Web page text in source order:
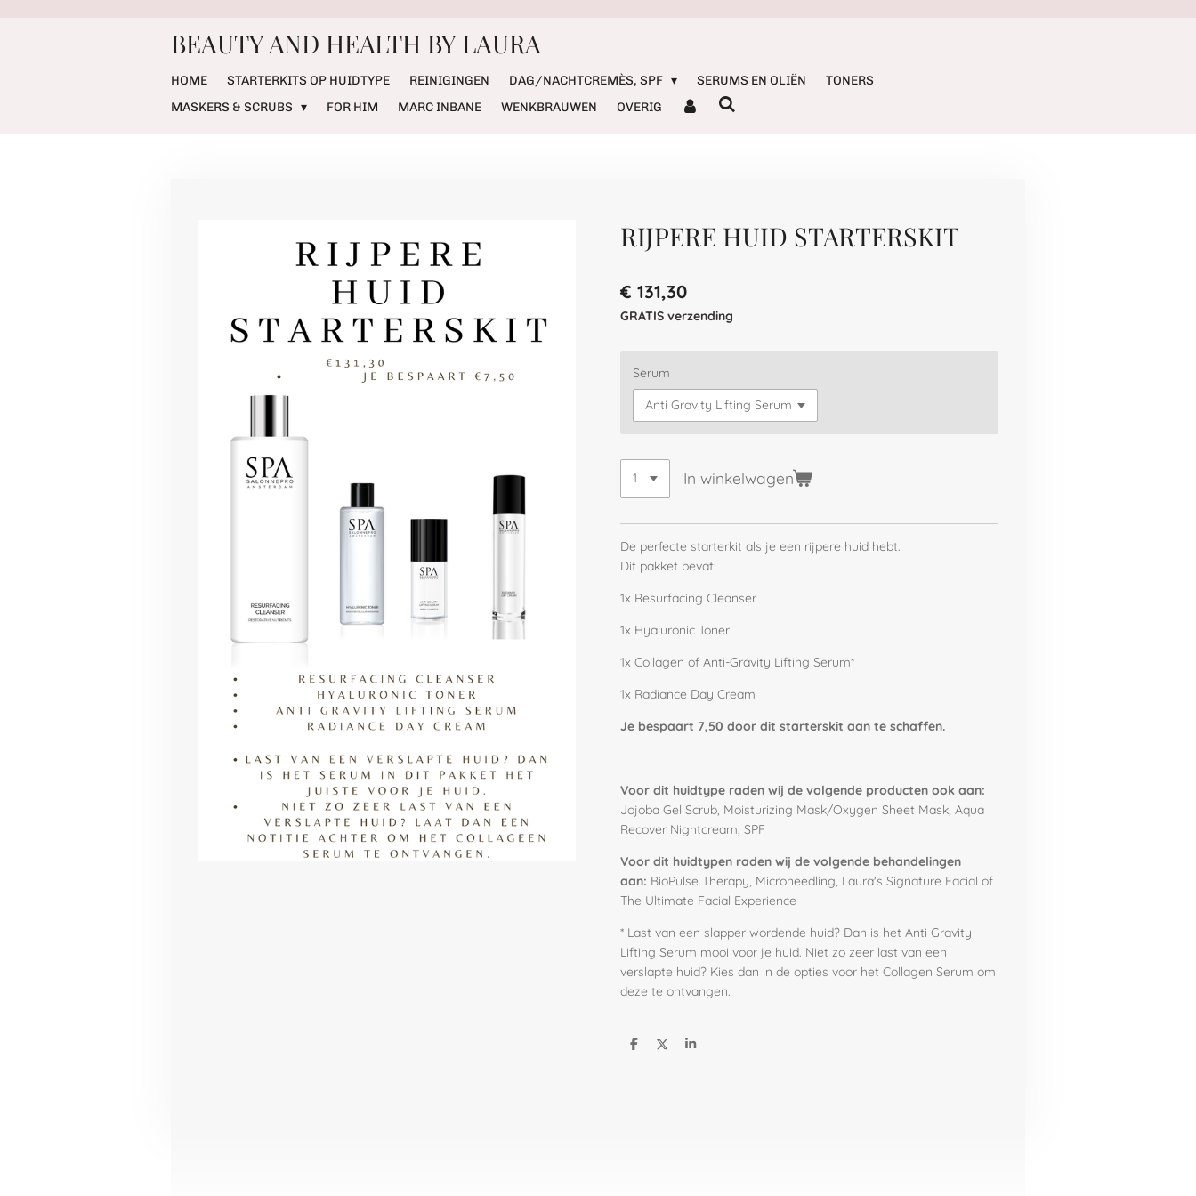
BEAUTY AND HEALTH BY LAURA
HOME STARTERKITS OP HUIDTYPE REINIGINGEN DAG/NACHTCREMÈS, SPF SERUMS EN OLIËN
TONERS
MASKERS & SCRUBS
FOR HIM MARC INBANE WENKBRAUWEN OVERIG
RIJPERE HUID STARTERSKIT
€ 131,30
GRATIS verzending
Serum
In winkelwagen
De perfecte starterkit als je een rijpere huid hebt.
Dit pakket bevat:
1x Resurfacing Cleanser
1x Hyaluronic Toner
1x Collagen of Anti-Gravity Lifting Serum*
1x Radiance Day Cream
Je bespaart 7,50 door dit starterskit aan te schaffen.
Voor dit huidtype raden wij de volgende producten ook aan:
Jojoba Gel Scrub, Moisturizing Mask/Oxygen Sheet Mask, Aqua
Recover Nightcream, SPF
Voor dit huidtypen raden wij de volgende behandelingen
aan: BioPulse Therapy, Microneedling, Laura's Signature Facial of
The Ultimate Facial Experience
* Last van een slapper wordende huid? Dan is het Anti Gravity
Lifting Serum mooi voor je huid. Niet zo zeer last van een
verslapte huid? Kies dan in de opties voor het Collagen Serum om
deze te ontvangen.
D
D
S